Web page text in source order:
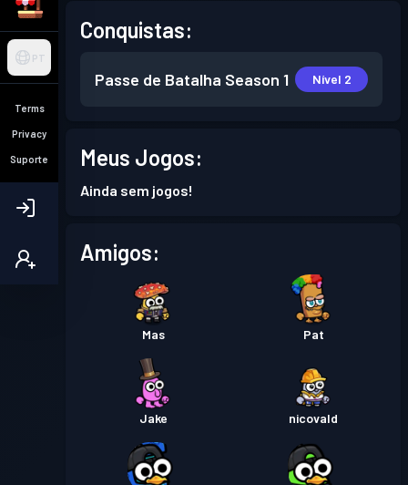
PT
Terms
Privacy
Suporte
Conquistas:
Passe de Batalha Season 1 Nível 2
Meus Jogos:
Ainda sem jogos!
Amigos:
Mas Pat
Jake nicovald